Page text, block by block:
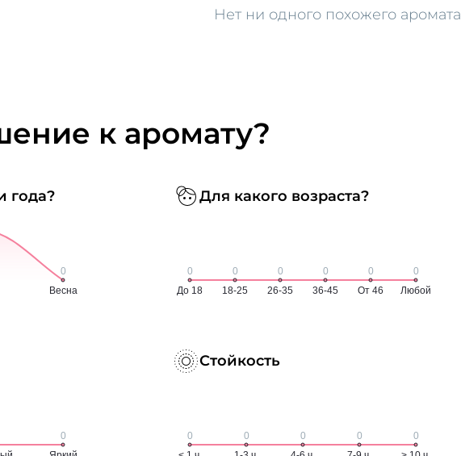
Нет ни одного похожего аромата
к аромату?
года? Для какого возраста?
Стойкость